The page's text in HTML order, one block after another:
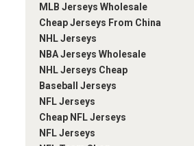
MLB Jerseys Wholesale
Cheap Jerseys From China
NHL Jerseys
NBA Jerseys Wholesale
NHL Jerseys Cheap
Baseball Jerseys
NFL Jerseys
Cheap NFL Jerseys
NFL Jerseys